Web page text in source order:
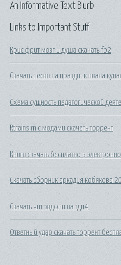
Links to Important Stuff
Крис фрит мозг и душа скачать fb2
Скачать песни на праздник ивана
Схема сущность педагогической
Rtrainsim с модами скачать торрент
Книги скачать бесплатно в
Скачать сборник аркадия кобякова
Скачать чит энджин на тдп4
Ответный удар скачать торрент
An Informative Text Blurb